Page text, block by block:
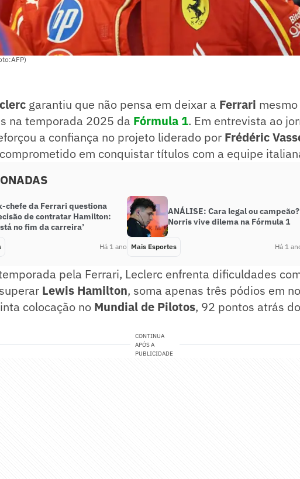
garantiu que não pensa em deixar a Ferrari
na temporada 2025 da Fórmula 1. Em entrevista ao
a confiança no projeto liderado por Frédéric
em conquistar títulos com a equipe
chefe da Ferrari questiona
de contratar Hamilton:
no fim da carreira’
Há 1 ano
ANÁLISE: Cara legal ou campeão?
Norris vive dilema na Fórmula 1
Mais Esportes Há 1
pela Ferrari, Leclerc enfrenta dificuldades
Lewis Hamilton, soma apenas três pódios em
colocação no Mundial de Pilotos, 92 pontos atrás
CONTINUA
APÓS A
PUBLICIDADE